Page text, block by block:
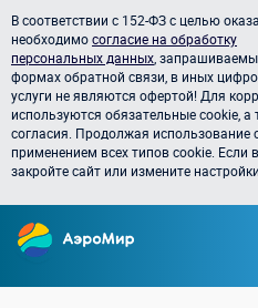
В соответствии с 152-ФЗ с целью
необходимосогласие на обработку
персональных данных ,
формах обратной связи, в иных
услуги не являются офертой! Для
используются обязательные cookie,
согласия. Продолжая использование
применением всех типов cookie. Если
закройте сайт или измените